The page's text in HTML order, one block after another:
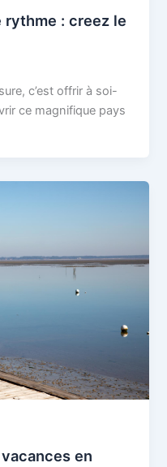
rythme : creez le
c’est offrir à soi-
ce magnifique pays
en